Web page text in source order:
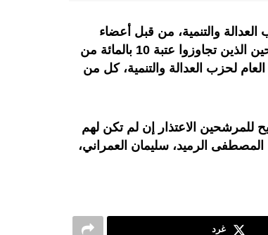
والتنمية، من قبل أعضاء
المجلس الوطني القديم والجديد، اعتذر أغلب المرشحين الذين تجاوزوا عتبة 10 بالمائة من
لحزب العدالة والتنمية، كل من
للمرشحين الاعتذار إن لم تكن لهم
الرميد، سليمان العمراني،
غرد